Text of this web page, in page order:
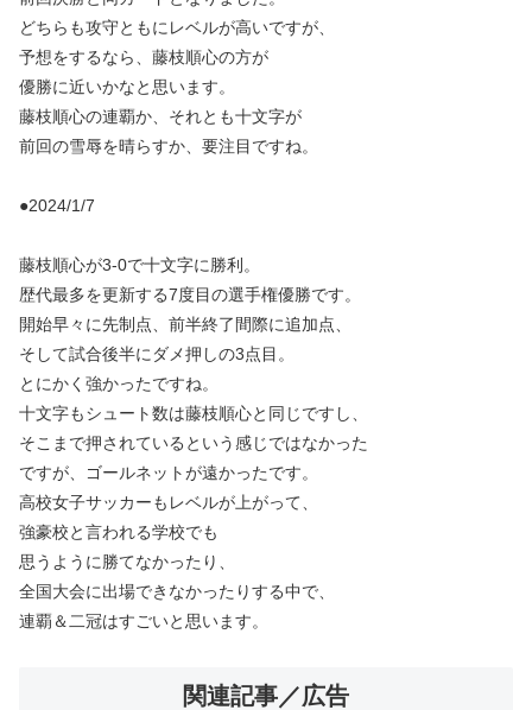
どちらも攻守ともにレベルが高いですが、
予想をするなら、藤枝順心の方が
優勝に近いかなと思います。
藤枝順心の連覇か、それとも十文字が
前回の雪辱を晴らすか、要注目ですね。
●2024/1/7
藤枝順心が3-0で十文字に勝利。
歴代最多を更新する7度目の選手権優勝です。
開始早々に先制点、前半終了間際に追加点、
そして試合後半にダメ押しの3点目。
とにかく強かったですね。
十文字もシュート数は藤枝順心と同じですし、
そこまで押されているという感じではなかった
ですが、ゴールネットが遠かったです。
高校女子サッカーもレベルが上がって、
強豪校と言われる学校でも
思うように勝てなかったり、
全国大会に出場できなかったりする中で、
連覇＆二冠はすごいと思います。
関連記事／広告